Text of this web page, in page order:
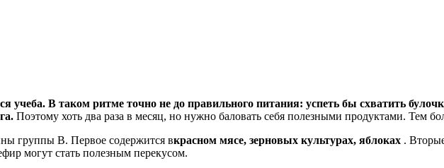
учеба. В таком ритме точно не до правильного питания: успеть бы схватить
Поэтому хоть два раза в месяц, но нужно баловать себя полезными продуктами. Тем
группы В. Первое содержится вкрасном мясе, зерновых культурах, яблоках .
могут стать полезным перекусом.